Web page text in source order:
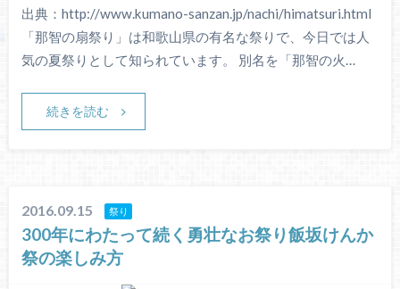
出典：http://www.kumano-sanzan.jp/nachi/himatsuri.html
「那智の扇祭り」は和歌山県の有名な祭りで、今日では人
気の夏祭りとして知られています。 別名を「那智の火…
続きを読む
2016.09.15 祭り
300年にわたって続く勇壮なお祭り飯坂けんか
祭の楽しみ方